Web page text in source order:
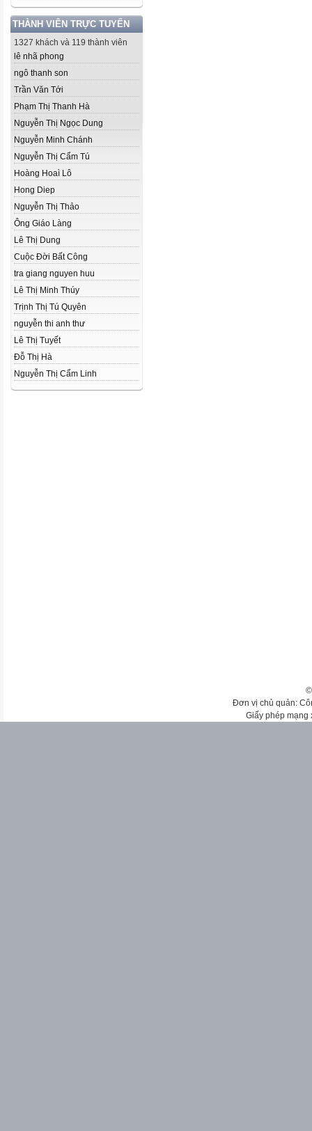
THÀNH VIÊN TRỰC TUYẾN
1327 khách và 119 thành viên
lê nhã phong
ngô thanh son
Trần Văn Tới
Phạm Thị Thanh Hà
Nguyễn Thị Ngọc Dung
Nguyễn Minh Chánh
Nguyễn Thị Cẩm Tú
Hoàng Hoaì Lô
Hong Diep
Nguyễn Thị Thảo
Ông Giáo Làng
Lê Thị Dung
Cuộc Đời Bất Công
tra giang nguyen huu
Lê Thị Minh Thúy
Trịnh Thị Tú Quyên
nguyễn thi anh thư
Lê Thị Tuyết
Đỗ Thị Hà
Nguyễn Thị Cẩm Linh
Đơn vị chủ quản:
Giấy phép mạng